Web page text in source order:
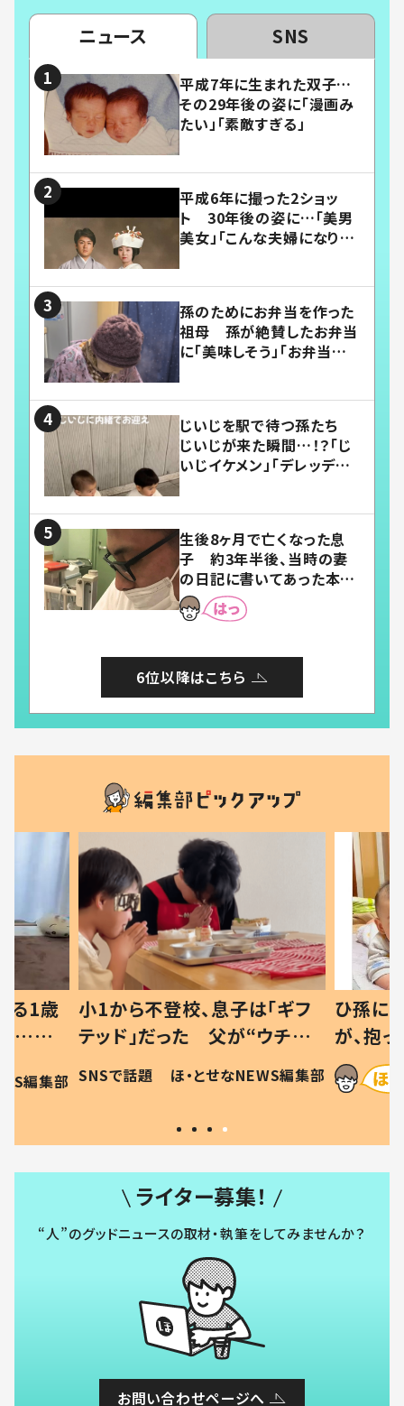
ニュース SNS
平成7年に生まれた双子…
その29年後の姿に「漫画み
たい」「素敵すぎる」
平成6年に撮った2ショッ
ト 30年後の姿に…「美男
美女」「こんな夫婦になりた
孫のためにお弁当を作った
祖母 孫が絶賛したお弁当
に「美味しそう」「お弁当すご
じいじを駅で待つ孫たち
じいじが来た瞬間…！？「じ
いじイケメン」「デレッデレ」
生後8ヶ月で亡くなった息
子 約3年半後、当時の妻
の日記に書いてあった本音
とは
6位以降はこちら
る1歳
…母
現行
編集部
小1から不登校、息子は「ギフ
テッド」だった 父が“ウチ給
食”を作り続ける理由とは #令
和の親 #令和の子
SNSで話題 ほ・とせなNEWS編集部
ひ孫に
が、抱
に「涙
方ない」
ライター募集！
“人”のグッドニュースの取材・執筆をしてみませんか？
お問い合わせページへ